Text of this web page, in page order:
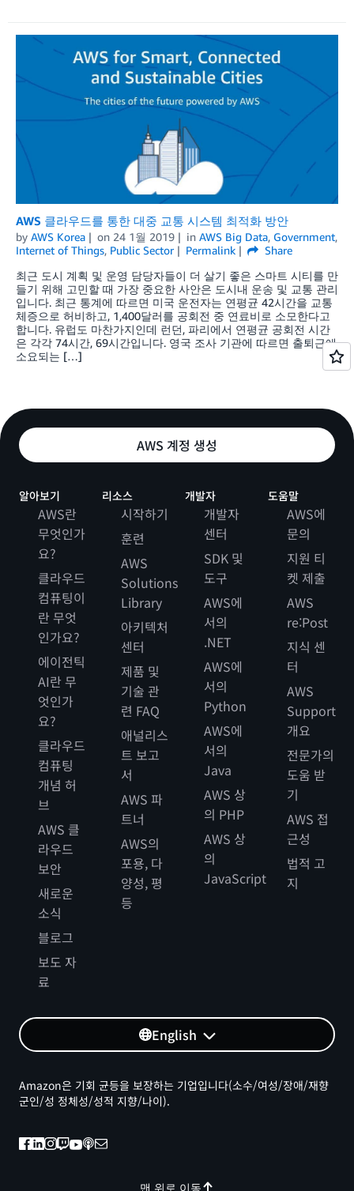
AWS 클라우드를 통한 대중 교통 시스템 최적화 방안
by AWS Korea on 24 1월 2019 in AWS Big Data, Government,
Internet of Things, Public Sector Permalink
Share
최근 도시 계획 및 운영 담당자들이 더 살기 좋은 스마트 시티를 만
들기 위해 고민할 때 가장 중요한 사안은 도시내 운송 및 교통 관리
입니다. 최근 통계에 따르면 미국 운전자는 연평균 42시간을 교통
체증으로 허비하고, 1,400달러를 공회전 중 연료비로 소모한다고
합니다. 유럽도 마찬가지인데 런던, 파리에서 연평균 공회전 시간
은 각각 74시간, 69시간입니다. 영국 조사 기관에 따르면 출퇴근에
소요되는 […]
AWS 계정 생성
알아보기
AWS란
무엇인가
요?
클라우드
컴퓨팅이
란 무엇
인가요?
에이전틱
AI란 무
엇인가
요?
클라우드
컴퓨팅
개념 허
브
AWS 클
라우드
보안
새로운
소식
블로그
보도 자
료
리소스
시작하기
훈련
AWS
Solutions
Library
아키텍처
센터
제품 및
기술 관
련 FAQ
애널리스
트 보고
서
AWS 파
트너
AWS의
포용, 다
양성, 평
등
개발자
개발자
센터
SDK 및
도구
AWS에
서의
.NET
AWS에
서의
Python
AWS에
서의
Java
AWS 상
의 PHP
AWS 상
의
JavaScript
도움말
AWS에
문의
지원 티
켓 제출
AWS
re:Post
지식 센
터
AWS
Support
개요
전문가의
도움 받
기
AWS 접
근성
법적 고
지
English
맨 위로 이동
Amazon은 기회 균등을 보장하는 기업입니다(소수/여성/장애/재향
군인/성 정체성/성적 지향/나이).